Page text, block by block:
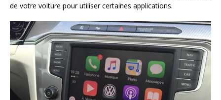
de votre voiture pour utiliser certaines applications.